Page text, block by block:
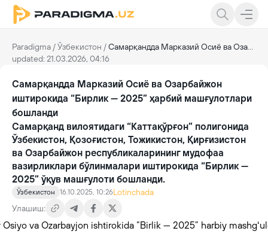
Paradigma /Ўзбекистон /Самарқандда Марказий Осиё ва Озарбайжон иштирокида “Бирлик — 2025” ҳарбий машғулотлари бошланди
updated: 21.03.2026, 04:16
Самарқандда Марказий Осиё ва Озарбайжон
иштирокида “Бирлик — 2025” ҳарбий машғулотлари
бошланди
Самарқанд вилоятидаги “Каттақўрғон” полигонида
Ўзбекистон, Қозоғистон, Тожикистон, Қирғизистон
ва Озарбайжон республикаларининг мудофаа
вазирликлари бўлинмалари иштирокида “Бирлик —
2025” ўқув машғулоти бошланди.
Ўзбекистон 16.10.2025, 10:26Lotinchada
Улашиш: